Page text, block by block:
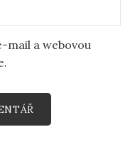
mail a webovou